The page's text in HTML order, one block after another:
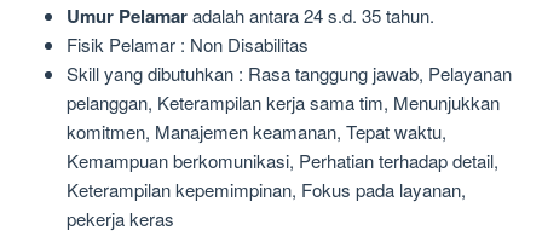
Umur Pelamaradalah antara 24 s.d. 35 tahun.
Fisik Pelamar : Non Disabilitas
Skill yang dibutuhkan : Rasa tanggung jawab, Pelayanan
pelanggan, Keterampilan kerja sama tim, Menunjukkan
komitmen, Manajemen keamanan, Tepat waktu,
Kemampuan berkomunikasi, Perhatian terhadap detail,
Keterampilan kepemimpinan, Fokus pada layanan,
pekerja keras